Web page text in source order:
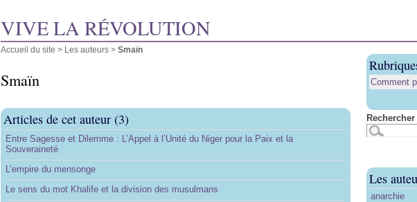
VIVE LA RÉVOLUTION
Accueil du site > Les auteurs > Smaïn
Smaïn
Articles de cet auteur (3)
Entre Sagesse et Dilemme : L’Appel à l’Unité du Niger pour la Paix et la
Souveraineté
L’empire du mensonge
Le sens du mot Khalife et la division des musulmans
Comment
Rechercher
Les
anarchie